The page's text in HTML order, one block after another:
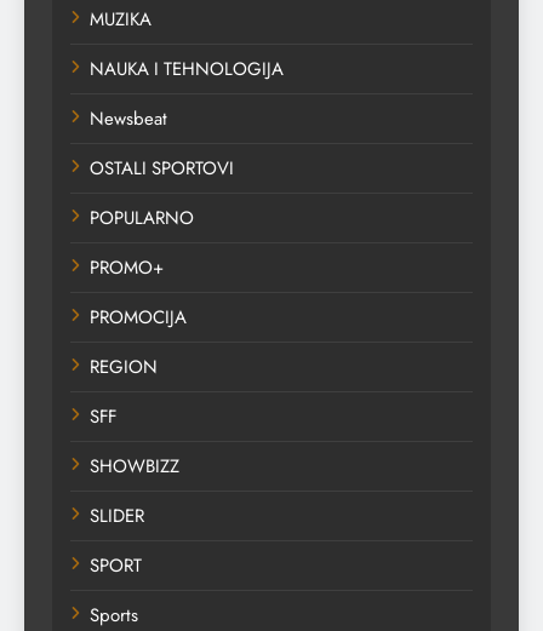
MUZIKA
NAUKA I TEHNOLOGIJA
Newsbeat
OSTALI SPORTOVI
POPULARNO
PROMO+
PROMOCIJA
REGION
SFF
SHOWBIZZ
SLIDER
SPORT
Sports